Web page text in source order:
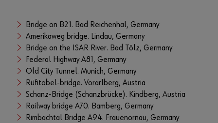
Bridge on B21. Bad Reichenhal, Germany
Amerikaweg bridge. Lindau, Germany
Bridge on the ISAR River. Bad Tölz, Germany
Federal Highway A81, Germany
Old City Tunnel. Munich, Germany
Rüfitobel-bridge. Vorarlberg, Austria
Schanz-Bridge (Schanzbrücke). Kindberg, Austria
Railway bridge A70. Bamberg, Germany
Rimbachtal Bridge A94. Frauenornau, Germany